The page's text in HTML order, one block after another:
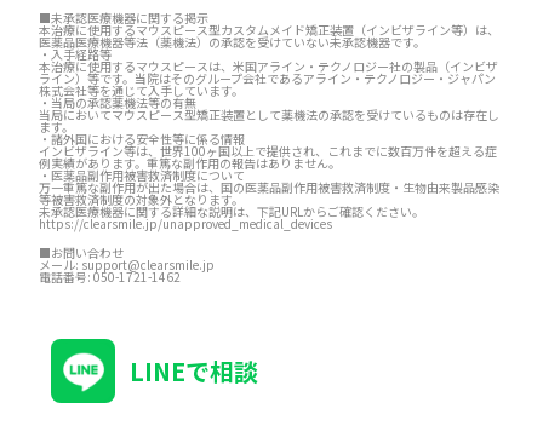
■未承認医療機器に関する掲示
本治療に使用するマウスピース型カスタムメイド矯正装置（インビザライン等）は、
医薬品医療機器等法（薬機法）の承認を受けていない未承認機器です。
・入手経路等
本治療に使用するマウスピースは、米国アライン・テクノロジー社の製品（インビザ
ライン）等です。当院はそのグループ会社であるアライン・テクノロジー・ジャパン
株式会社等を通じて入手しています。
・当局の承認薬機法等の有無
当局においてマウスピース型矯正装置として薬機法の承認を受けているものは存在し
ます。
・諸外国における安全性等に係る情報
インビザライン等は、世界100ヶ国以上で提供され、これまでに数百万件を超える症
例実績があります。重篤な副作用の報告はありません。
・医薬品副作用被害救済制度について
万一重篤な副作用が出た場合は、国の医薬品副作用被害救済制度・生物由来製品感染
等被害救済制度の対象外となります。
未承認医療機器に関する詳細な説明は、下記URLからご確認ください。
https://clearsmile.jp/unapproved_medical_devices
■お問い合わせ
メール: support@clearsmile.jp
電話番号: 050-1721-1462
LINEで相談